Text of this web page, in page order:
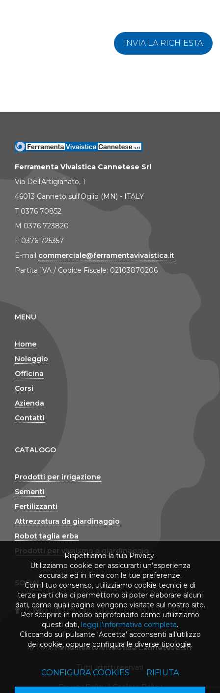
INVIA LA RICHIESTA
Ferramenta Vivaistica Cannetese Srl
Via Dell'Artigianato, 1
46013 Canneto sull'Oglio (MN) - ITALY
T 0376 70852
M 0376 723820
F 0376 725357
E-mail commerciale@ferramentavivaistica.it
Partita IVA / Codice Fiscale: 02103870206
MENU
Home
Noleggio
Officina
Corsi
Azienda
Contatti
CATALOGO
Prodotti per irrigazione
Sementi
Fertilizzanti
Attrezzatura da giardinaggio
Robot taglia erba
Prodotti per vivaismo e giardinaggio
SOCIAL
© 2026Ferramenta Vivaistica Cannetese Srl
Tutti i diritti riservati
Privacy Policy|Cookies Policy
Rispettiamo la tua Privacy.
Utilizziamo cookie per assicurarti un’esperienza
accurata ed in linea con le tue preferenze.
Con il tuo consenso, utilizziamo cookie tecnici e di
terze parti che ci permettono di poter elaborare alcuni
dati, come quali pagine vengono visitate sul nostro sito.
Per scoprire in modo approfondito come utilizziamo
questi dati, leggi l’informativa completa.
Cliccando sul pulsante ‘Accetta’ acconsenti all’utilizzo
dei cookie, oppure configura le diverse tipologie.
CONFIGURA COOKIES RIFIUTA